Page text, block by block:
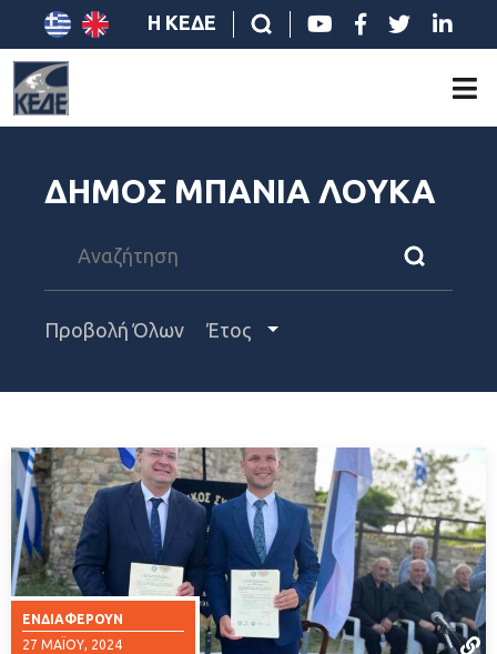
Η ΚΕΔΕ
ΔΗΜΟΣ ΜΠΑΝΙΑ ΛΟΥΚΑ
Προβολή Όλων Έτος
ΕΝΔΙΑΦΈΡΟΥΝ
27 ΜΑΪ́ΟΥ, 2024